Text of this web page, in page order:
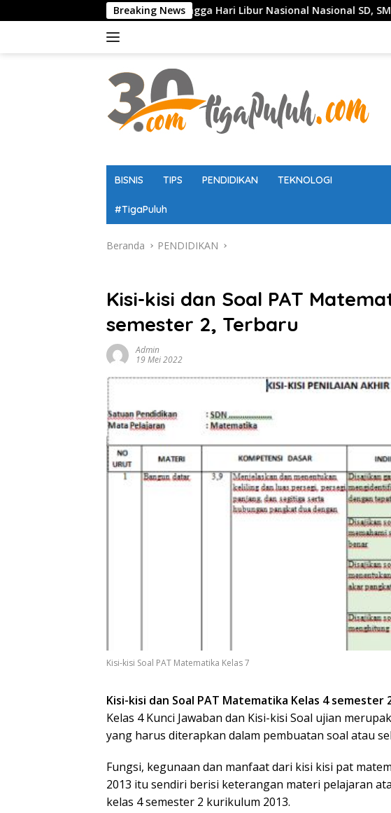
ke
Breaking News
Ujian, hingga Hari Libur Nasional Nasional SD, SMP, SMA/SMK
BISNIS TIPS PENDIDIKAN TEKNOLOGI
#TigaPuluh
Beranda PENDIDIKAN
Kisi-kisi dan Soal PAT
semester 2, Terbaru
Admin
19 Mei 2022
Kisi-kisi Soal PAT Matematika Kelas 7
Kisi-kisi dan Soal PAT Matematika Kelas 4 semester
Kelas 4 Kunci Jawaban dan Kisi-kisi Soal ujian
yang harus diterapkan dalam pembuatan soal atau
Fungsi, kegunaan dan manfaat dari kisi kisi pat
2013 itu sendiri berisi keterangan materi pelajaran
kelas 4 semester 2 kurikulum 2013.